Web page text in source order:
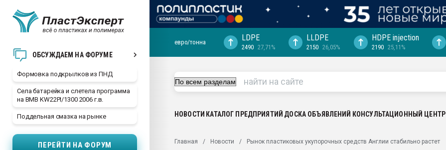
ОБСУЖДАЕМ НА ФОРУМЕ
Формовка подкрылков из ПНД
Села батарейка и слетела программа
на BMB KW22PI/1300 2006 г.в.
Поддельная смазка на рынке
ПЕРЕЙТИ НА ФОРУМ
29.07.2026 ФРП помог "Ижевскому
Вакуум-формовочные машины:
евро/тонна LDPE
2490 27,71%
LLDPE
2150 26,05%
HDPE injection
2190 25,11%
НОВОСТИ КАТАЛОГ ПРЕДПРИЯТИЙ ДОСКА ОБЪЯВЛЕНИЙ КОНСУЛЬТАЦИОННЫЙ ЦЕНТР
Главная Новости Рынок пластиковых укупорочных средств Англии стабильно растет